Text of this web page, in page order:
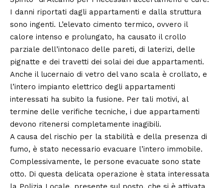
I danni riportati dagli appartamenti e dalla struttura
sono ingenti. L’elevato cimento termico, ovvero il
calore intenso e prolungato, ha causato il crollo
parziale dell’intonaco delle pareti, di laterizi, delle
pignatte e dei travetti dei solai dei due appartamenti.
Anche il lucernaio di vetro del vano scala è crollato, e
l’intero impianto elettrico degli appartamenti
interessati ha subito la fusione. Per tali motivi, al
termine delle verifiche tecniche, i due appartamenti
devono ritenersi completamente inagibili.
A causa del rischio per la stabilità e della presenza di
fumo, è stato necessario evacuare l’intero immobile.
Complessivamente, le persone evacuate sono state
otto. Di questa delicata operazione è stata interessata